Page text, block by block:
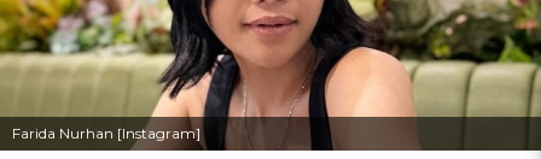
Farida Nurhan [Instagram]